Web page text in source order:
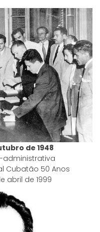
de 1948
administrativa
Cubatão 50 Anos
abril de 1999